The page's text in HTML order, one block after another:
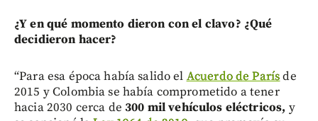
¿Y en qué momento dieron con el clavo? ¿Qué
decidieron hacer?
“Para esa época había salido el Acuerdo de Parísde
2015 y Colombia se había comprometido a tener
hacia 2030 cerca de 300 mil vehículos eléctricos, y